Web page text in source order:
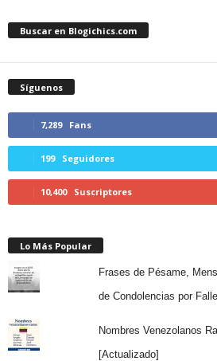
Buscar en Blogichics.com
Síguenos
7,289 Fans
199 Seguidores
10,400 Suscriptores
Lo Más Popular
Frases de Pésame,
de Condolencias por
Nombres Venezolanos
[Actualizado]